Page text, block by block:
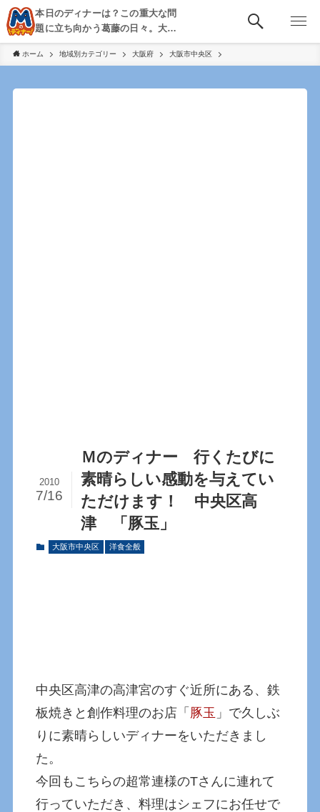
本日のディナーは？この重大な問
題に立ち向かう葛藤の日々。大
阪・京都・神戸を中心とした食べ
歩き、飲み歩きを綴る。
ホーム 地域別カテゴリー 大阪府 大阪市中央区
Ｍのディナー 行くたびに
素晴らしい感動を与えてい
ただけます！ 中央区高
津 「豚玉」
2010
7/16
大阪市中央区 洋食全般
中央区高津の高津宮のすぐ近所にある、鉄
板焼きと創作料理のお店「 豚玉 」で久しぶ
りに素晴らしいディナーをいただきまし
た。
今回もこちらの超常連様のTさんに連れて
行っていただき、料理はシェフにお任せで